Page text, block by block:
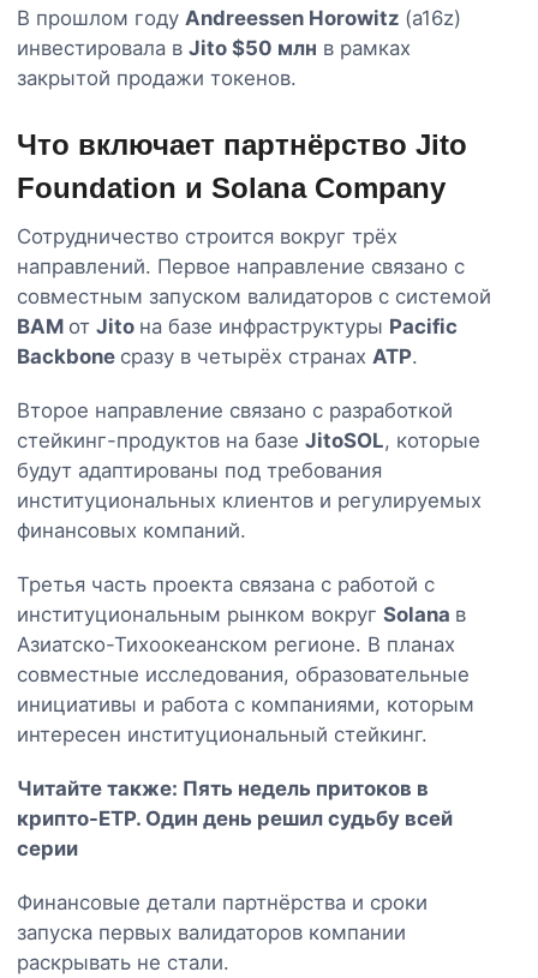
В прошлом году Andreessen Horowitz (a16z)
инвестировала в Jito $50 млн в рамках
закрытой продажи токенов.
Что включает партнёрство Jito
Foundation и Solana Company
Сотрудничество строится вокруг трёх
направлений. Первое направление связано с
совместным запуском валидаторов с системой
BAM от Jito на базе инфраструктуры Pacific
Backbone сразу в четырёх странах АТР.
Второе направление связано с разработкой
стейкинг-продуктов на базе JitoSOL, которые
будут адаптированы под требования
институциональных клиентов и регулируемых
финансовых компаний.
Третья часть проекта связана с работой с
институциональным рынком вокруг Solana в
Азиатско-Тихоокеанском регионе. В планах
совместные исследования, образовательные
инициативы и работа с компаниями, которым
интересен институциональный стейкинг.
Читайте также: Пять недель притоков в
крипто-ETP. Один день решил судьбу всей
серии
Финансовые детали партнёрства и сроки
запуска первых валидаторов компании
раскрывать не стали.